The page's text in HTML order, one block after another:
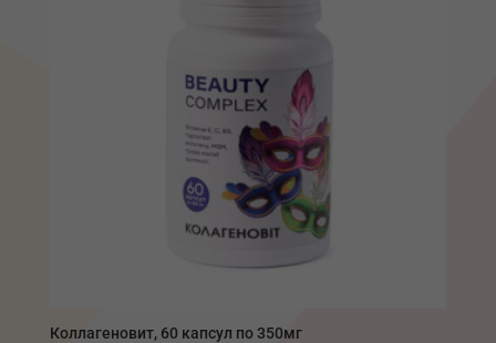
Коллагеновит, 60 капсул по 350мг